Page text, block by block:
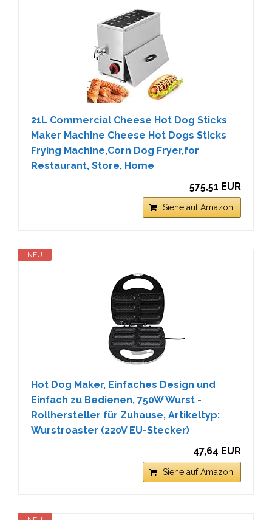
21L Commercial Cheese Hot Dog Sticks
Maker Machine Cheese Hot Dogs Sticks
Frying Machine,Corn Dog Fryer,for
Restaurant, Store, Home
575,51 EUR
Siehe auf Amazon
NEU
Hot Dog Maker, Einfaches Design und
Einfach zu Bedienen, 750W Wurst -
Rollhersteller für Zuhause, Artikeltyp:
Wurstroaster (220V EU-Stecker)
47,64 EUR
Siehe auf Amazon